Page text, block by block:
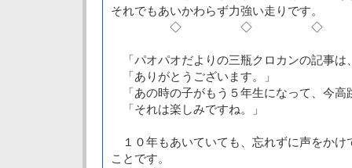
それでもあいかわらず力強い走りです。
◇ ◇ ◇
「パオパオだよりの三瓶クロカンの記事は
「ありがとうございます。」
「あの時の子がもう５年生になって、今高
「それは楽しみですね。」
１０年もあいていても、忘れずに声をかけ
ことです。